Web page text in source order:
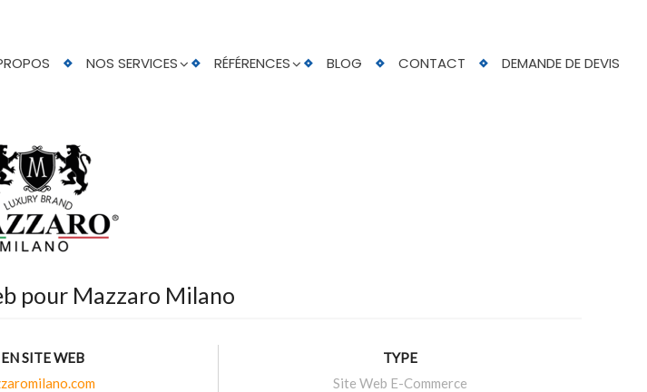
NOS SERVICES RÉFÉRENCES BLOG CONTACT DEMANDE DE DEVIS
pour Mazzaro Milano
SITE WEB
TYPE
Site Web E-Commerce